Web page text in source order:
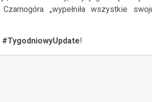
„wypełniła wszystkie
#TygodniowyUpdate!